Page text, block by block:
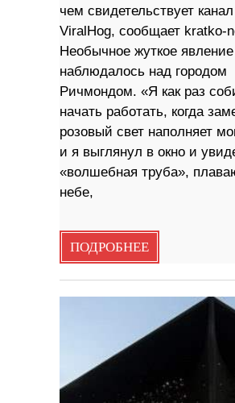
чем свидетельствует
ViralHog, сообщает kratko-
Необычное жуткое явление
наблюдалось над городом
Ричмондом. «Я как раз
начать работать, когда
розовый свет наполняет
и я выглянул в окно и
«волшебная труба»,
небе,
ПОДРОБНЕЕ